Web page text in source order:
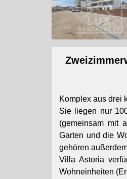
Komplex aus drei
Sie liegen nur
(gemeinsam mit
Garten und die
gehören
Villa Astoria
Wohneinheiten